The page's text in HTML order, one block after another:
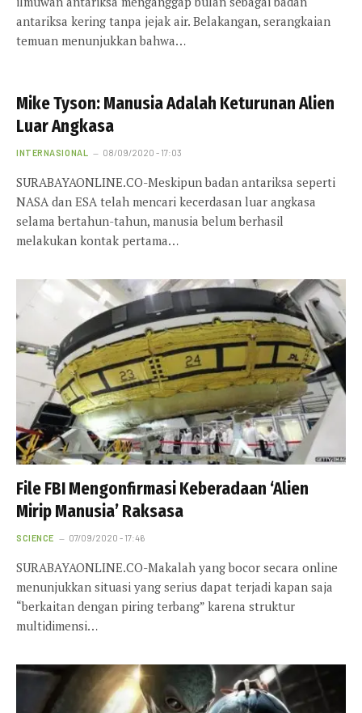
antariksa kering tanpa jejak air. Belakangan, serangkaian
temuan menunjukkan bahwa…
Mike Tyson: Manusia Adalah Keturunan Alien
Luar Angkasa
INTERNASIONAL 08/09/2020 - 17:03
SURABAYAONLINE.CO-Meskipun badan antariksa seperti
NASA dan ESA telah mencari kecerdasan luar angkasa
selama bertahun-tahun, manusia belum berhasil
melakukan kontak pertama…
File FBI Mengonfirmasi Keberadaan ‘Alien
Mirip Manusia’ Raksasa
SCIENCE 07/09/2020 - 17:46
SURABAYAONLINE.CO-Makalah yang bocor secara online
menunjukkan situasi yang serius dapat terjadi kapan saja
“berkaitan dengan piring terbang” karena struktur
multidimensi…